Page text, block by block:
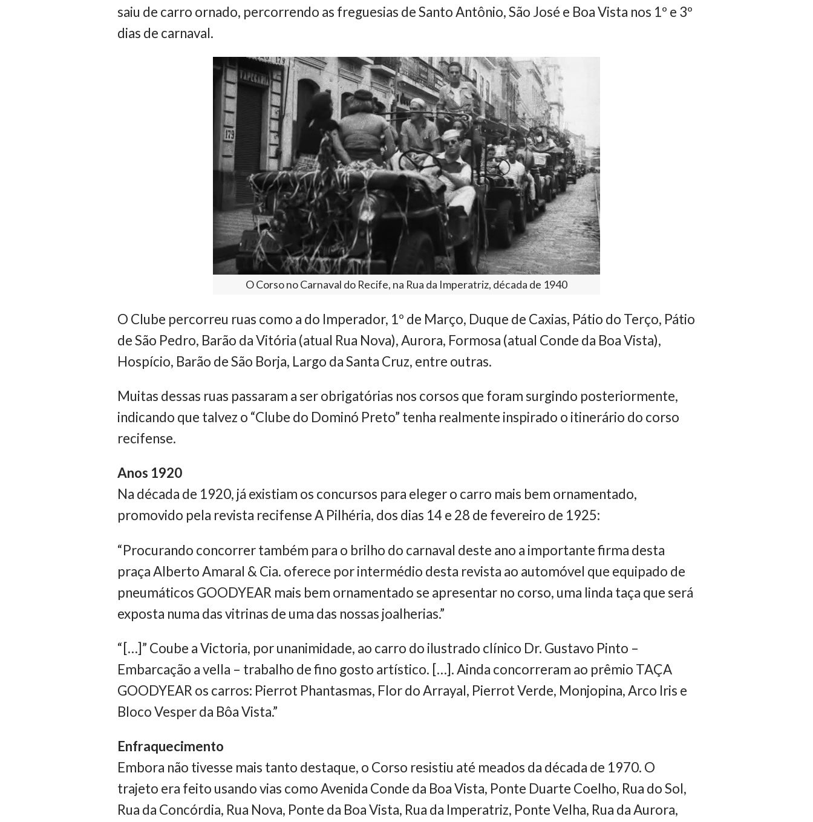
saiu de carro ornado, percorrendo as freguesias de Santo Antônio, São José e Boa Vista nos 1º e 3º
dias de carnaval.
O Corso no Carnaval do Recife, na Rua da Imperatriz, década de 1940
O Clube percorreu ruas como a do Imperador, 1º de Março, Duque de Caxias, Pátio do Terço, Pátio
de São Pedro, Barão da Vitória (atual Rua Nova), Aurora, Formosa (atual Conde da Boa Vista),
Hospício, Barão de São Borja, Largo da Santa Cruz, entre outras.
Muitas dessas ruas passaram a ser obrigatórias nos corsos que foram surgindo posteriormente,
indicando que talvez o “Clube do Dominó Preto” tenha realmente inspirado o itinerário do corso
recifense.
Anos 1920
Na década de 1920, já existiam os concursos para eleger o carro mais bem ornamentado,
promovido pela revista recifense A Pilhéria, dos dias 14 e 28 de fevereiro de 1925:
“Procurando concorrer também para o brilho do carnaval deste ano a importante firma desta
praça Alberto Amaral & Cia. oferece por intermédio desta revista ao automóvel que equipado de
pneumáticos GOODYEAR mais bem ornamentado se apresentar no corso, uma linda taça que será
exposta numa das vitrinas de uma das nossas joalherias.”
“[…]” Coube a Victoria, por unanimidade, ao carro do ilustrado clínico Dr. Gustavo Pinto –
Embarcação a vella – trabalho de fino gosto artístico. […]. Ainda concorreram ao prêmio TAÇA
GOODYEAR os carros: Pierrot Phantasmas, Flor do Arrayal, Pierrot Verde, Monjopina, Arco Iris e
Bloco Vesper da Bôa Vista.”
Enfraquecimento
Embora não tivesse mais tanto destaque, o Corso resistiu até meados da década de 1970. O
trajeto era feito usando vias como Avenida Conde da Boa Vista, Ponte Duarte Coelho, Rua do Sol,
Rua da Concórdia, Rua Nova, Ponte da Boa Vista, Rua da Imperatriz, Ponte Velha, Rua da Aurora,